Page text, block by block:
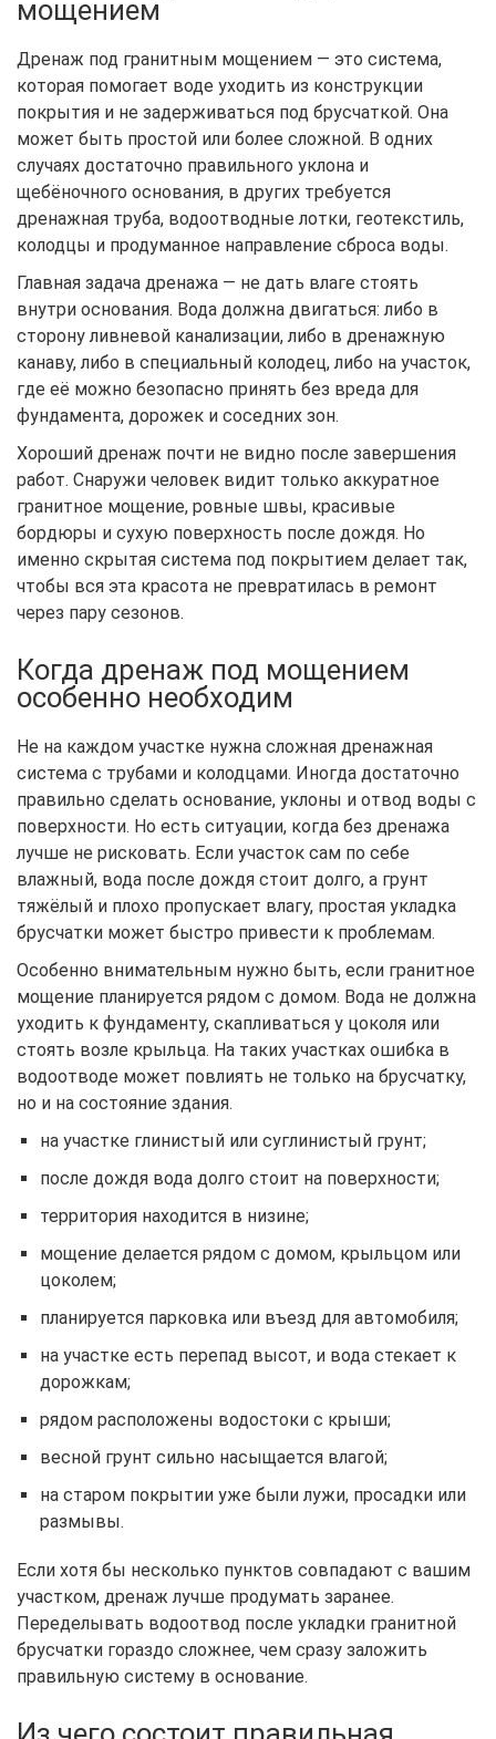
мощением
Дренаж под гранитным мощением — это система,
которая помогает воде уходить из конструкции
покрытия и не задерживаться под брусчаткой. Она
может быть простой или более сложной. В одних
случаях достаточно правильного уклона и
щебёночного основания, в других требуется
дренажная труба, водоотводные лотки, геотекстиль,
колодцы и продуманное направление сброса воды.
Главная задача дренажа — не дать влаге стоять
внутри основания. Вода должна двигаться: либо в
сторону ливневой канализации, либо в дренажную
канаву, либо в специальный колодец, либо на участок,
где её можно безопасно принять без вреда для
фундамента, дорожек и соседних зон.
Хороший дренаж почти не видно после завершения
работ. Снаружи человек видит только аккуратное
гранитное мощение, ровные швы, красивые
бордюры и сухую поверхность после дождя. Но
именно скрытая система под покрытием делает так,
чтобы вся эта красота не превратилась в ремонт
через пару сезонов.
Когда дренаж под мощением
особенно необходим
Не на каждом участке нужна сложная дренажная
система с трубами и колодцами. Иногда достаточно
правильно сделать основание, уклоны и отвод воды с
поверхности. Но есть ситуации, когда без дренажа
лучше не рисковать. Если участок сам по себе
влажный, вода после дождя стоит долго, а грунт
тяжёлый и плохо пропускает влагу, простая укладка
брусчатки может быстро привести к проблемам.
Особенно внимательным нужно быть, если гранитное
мощение планируется рядом с домом. Вода не должна
уходить к фундаменту, скапливаться у цоколя или
стоять возле крыльца. На таких участках ошибка в
водоотводе может повлиять не только на брусчатку,
но и на состояние здания.
на участке глинистый или суглинистый грунт;
после дождя вода долго стоит на поверхности;
территория находится в низине;
мощение делается рядом с домом, крыльцом или
цоколем;
планируется парковка или въезд для автомобиля;
на участке есть перепад высот, и вода стекает к
дорожкам;
рядом расположены водостоки с крыши;
весной грунт сильно насыщается влагой;
на старом покрытии уже были лужи, просадки или
размывы.
Если хотя бы несколько пунктов совпадают с вашим
участком, дренаж лучше продумать заранее.
Переделывать водоотвод после укладки гранитной
брусчатки гораздо сложнее, чем сразу заложить
правильную систему в основание.